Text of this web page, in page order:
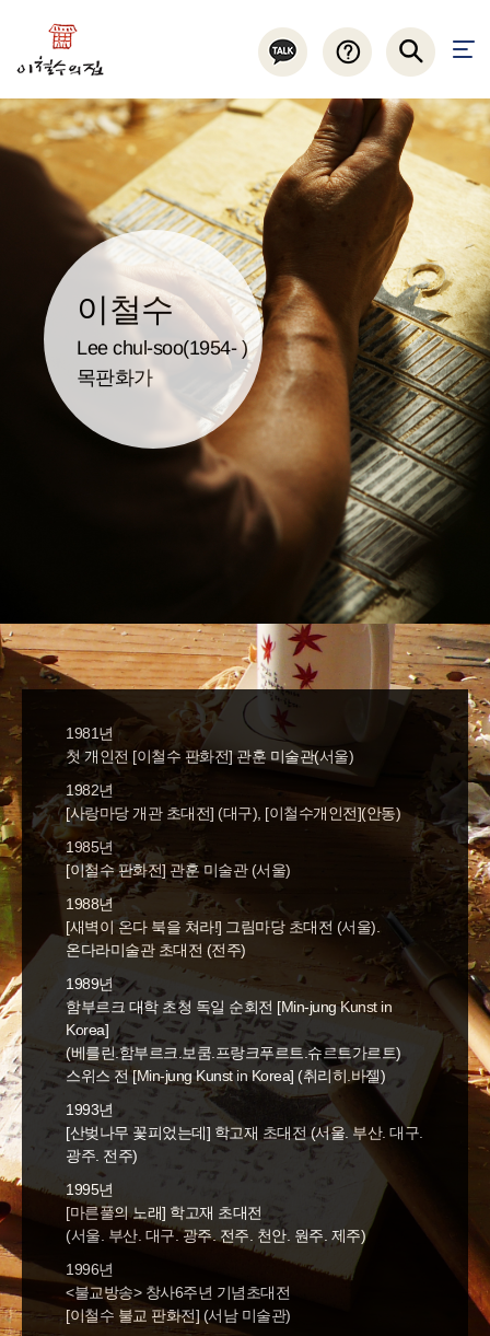
이철수
Lee chul-soo(1954- )
목판화가
1981년
첫 개인전 [이철수 판화전] 관훈 미술관(서울)
1982년
[사랑마당 개관 초대전] (대구), [이철수개인전](안동)
1985년
[이철수 판화전] 관훈 미술관 (서울)
1988년
[새벽이 온다 북을 쳐라!] 그림마당 초대전 (서울).
온다라미술관 초대전 (전주)
1989년
함부르크 대학 초청 독일 순회전 [Min-jung Kunst in
Korea]
(베를린.함부르크.보쿰.프랑크푸르트.슈르트가르트)
스위스 전 [Min-jung Kunst in Korea] (취리히.바젤)
1993년
[산벚나무 꽃피었는데] 학고재 초대전 (서울. 부산. 대구.
광주. 전주)
1995년
[마른풀의 노래] 학고재 초대전
(서울. 부산. 대구. 광주. 전주. 천안. 원주. 제주)
1996년
<불교방송> 창사6주년 기념초대전
[이철수 불교 판화전] (서남 미술관)